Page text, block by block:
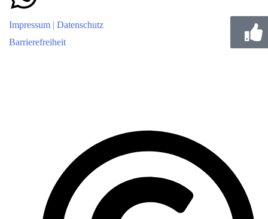
Impressum | Datenschutz
Barrierefreiheit